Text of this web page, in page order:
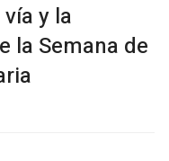
y la
la Semana de